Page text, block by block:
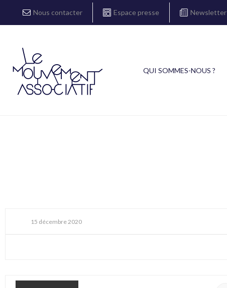
Nous contacter Espace presse Newsletter
QUI SOMMES-NOUS ?
15 décembre 2020